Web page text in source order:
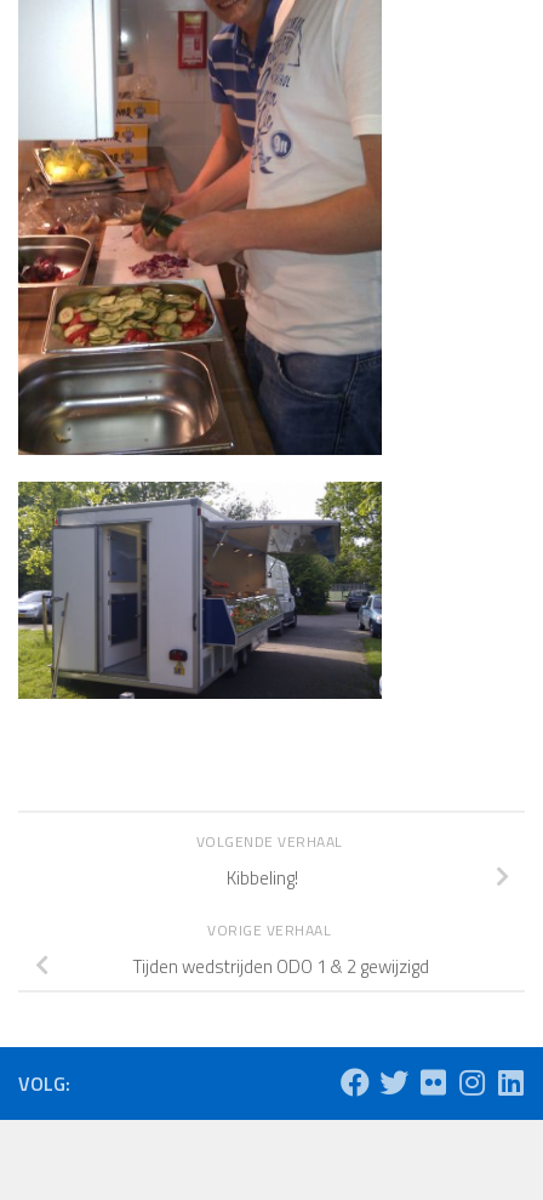
VOLGENDE VERHAAL
Kibbeling!
VORIGE VERHAAL
Tijden wedstrijden ODO 1 & 2 gewijzigd
VOLG: